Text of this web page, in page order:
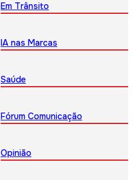
Em Trânsito
IA nas Marcas
Saúde
Fórum Comunicação
Opinião